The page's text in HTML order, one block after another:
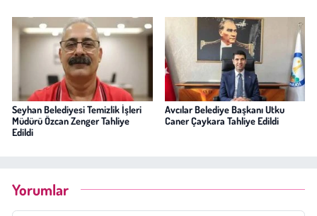
Seyhan Belediyesi Temizlik İşleri
Müdürü Özcan Zenger Tahliye
Edildi
Avcılar Belediye Başkanı Utku
Caner Çaykara Tahliye Edildi
Yorumlar